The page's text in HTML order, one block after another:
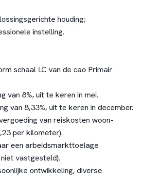
houding;
instelling.
schaal LC van de cao Primair
van 8%, uit te keren in mei.
van 8,33%, uit te keren in december.
van reiskosten woon-
per kilometer).
een arbeidsmarkttoelage
vastgesteld).
ontwikkeling, diverse